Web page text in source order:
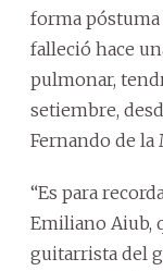
forma póstuma
falleció hace
pulmonar,
setiembre,
Fernando de la
“Es para
Emiliano Aiub,
guitarrista del